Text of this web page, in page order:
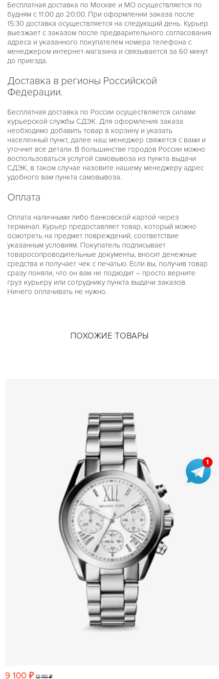
Бесплатная доставка по Москве и МО осуществляется по
будням с 11:00 до 20:00. При оформлении заказа после
15:30 доставка осуществляется на следующий день. Курьер
выезжает с заказом после предварительного согласования
адреса и указанного покупателем номера телефона с
менеджером интернет-магазина и связывается за 60 минут
до приезда.
Доставка в регионы Российской
Федерации.
Бесплатная доставка по России осуществляется силами
курьерской службы СДЭК. Для оформления заказа
необходимо добавить товар в корзину и указать
населенный пункт, далее наш менеджер свяжется с вами и
уточнит все детали. В большинстве городов России можно
воспользоваться услугой самовывоза из пункта выдачи
СДЭК, в таком случае назовите нашему менеджеру адрес
удобного вам пункта самовывоза.
Оплата
Оплата наличными либо банковской картой через
терминал. Курьер предоставляет товар, который можно
осмотреть на предмет повреждений, соответствие
указанным условиям. Покупатель подписывает
товаросопроводительные документы, вносит денежные
средства и получает чек с печатью. Если вы, получив товар
сразу поняли, что он вам не подходит – просто верните
груз курьеру или сотруднику пункта выдачи заказов.
Ничего оплачивать не нужно.
ПОХОЖИЕ ТОВАРЫ
9 100 ₽ 12 110 ₽
MINI PILOT PAVE
PARKER
PILOT
RAQUEL
RITZ
RUNWAY
RUNWAY SLIM
SIDNEY
WREN
БЕЛЫЕ
ЖЕЛТОЕ ЗОЛОТО
ЗОЛОТЫЕ
МУЖСКИЕ
РОЗОВОЕ ЗОЛОТО
УНИСЕКС
ЧЕРНЫЕ
НОВИНКИ
О КОМПАНИИ
ДОСТАВКА И ОПЛАТА
ГАРАНТИЯ И ВОЗВРАТ